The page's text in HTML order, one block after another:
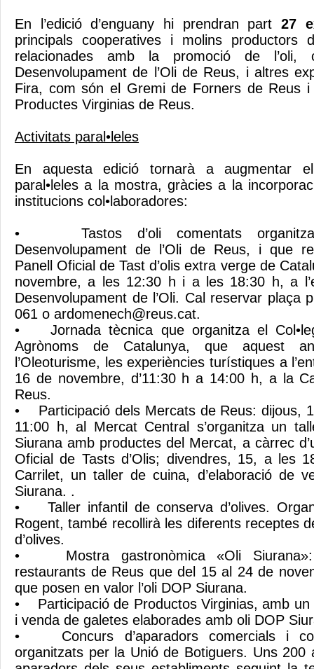
En l’edició d’enguany hi prendran part 27
principals cooperatives i molins
relacionades amb la promoció de
Desenvolupament de l’Oli de Reus, i altres
Fira, com són el Gremi de Forners de Reus i
Productes Virginias de Reus.
Activitats paral•leles
En aquesta edició tornarà a augmentar el
paral•leles a la mostra, gràcies a la
institucions col•laboradores:
• Tastos d’oli comentats
Desenvolupament de l’Oli de Reus, i que
Panell Oficial de Tast d’olis extra verge de
novembre, a les 12:30 h i a les 18:30 h, a
Desenvolupament de l’Oli. Cal reservar plaça
061 o ardomenech@reus.cat.
• Jornada tècnica que organitza el
Agrònoms de Catalunya, que aquest
l’Oleoturisme, les experiències turístiques a
16 de novembre, d’11:30 h a 14:00 h, a la
Reus.
• Participació dels Mercats de Reus: dijous,
11:00 h, al Mercat Central s’organitza un
Siurana amb productes del Mercat, a càrrec
Oficial de Tasts d’Olis; divendres, 15, a les
Carrilet, un taller de cuina, d’elaboració de
Siurana. .
• Taller infantil de conserva d’olives.
Rogent, també recollirà les diferents receptes
d’olives.
• Mostra gastronòmica «Oli Siurana»:
restaurants de Reus que del 15 al 24 de
que posen en valor l’oli DOP Siurana.
• Participació de Productos Virginias, amb un
i venda de galetes elaborades amb oli DOP
• Concurs d’aparadors comercials i
organitzats per la Unió de Botiguers. Uns 200